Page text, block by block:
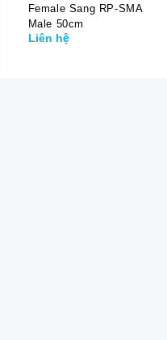
Female Sang RP-SMA
Male 50cm
Liên hệ